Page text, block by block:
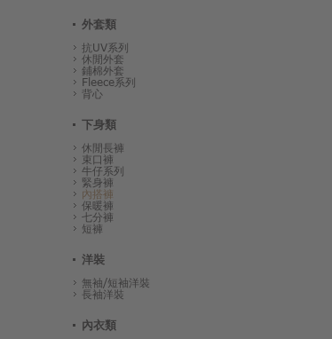
外套類
抗UV系列
休閒外套
鋪棉外套
Fleece系列
背心
下身類
休閒長褲
束口褲
牛仔系列
緊身褲
內搭褲
保暖褲
七分褲
短褲
洋裝
無袖/短袖洋裝
長袖洋裝
內衣類